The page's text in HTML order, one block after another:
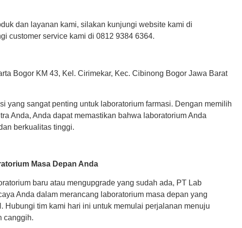
dan layanan kami, silakan kunjungi website kami di
customer service kami di 0812 9384 6364.
Bogor KM 43, Kel. Cirimekar, Kec. Cibinong Bogor Jawa Barat
yang sangat penting untuk laboratorium farmasi. Dengan memilih
Anda, Anda dapat memastikan bahwa laboratorium Anda
berkualitas tinggi.
Masa Depan Anda
baru atau mengupgrade yang sudah ada, PT Lab
Anda dalam merancang laboratorium masa depan yang
Hubungi tim kami hari ini untuk memulai perjalanan menuju
canggih.